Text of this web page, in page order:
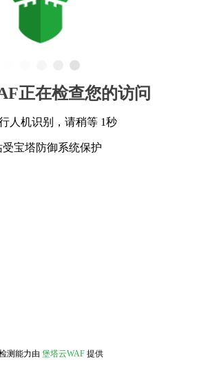
正在检查您的访问
人机识别，请稍等 1秒
受宝塔防御系统保护
测能力由 堡塔云WAF 提供